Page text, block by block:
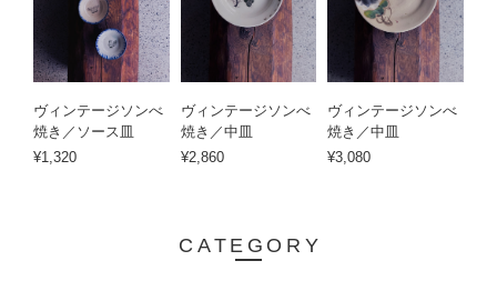
ヴィンテージソンべ
焼き／ソース皿
¥1,320
ヴィンテージソンべ
焼き／中皿
¥2,860
ヴィンテージソンべ
焼き／中皿
¥3,080
CATEGORY